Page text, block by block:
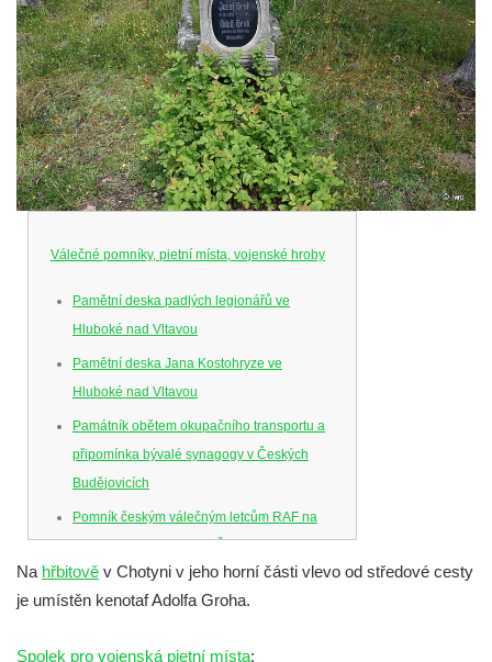
Válečné pomníky, pietní místa, vojenské hroby
Pamětní deska padlých legionářů ve
Hluboké nad Vltavou
Pamětní deska Jana Kostohryze ve
Hluboké nad Vltavou
Památník obětem okupačního transportu a
připomínka bývalé synagogy v Českých
Budějovicích
Pomník českým válečným letcům RAF na
Senovážném náměstí v Českých
Budějovicích
Pamětní deska Jana Zelenky-Hajského v
Na hřbitově v Chotyni v jeho horní části vlevo od středové cesty
je umístěn kenotaf Adolfa Groha.
Spolek pro vojenská pietní místa: